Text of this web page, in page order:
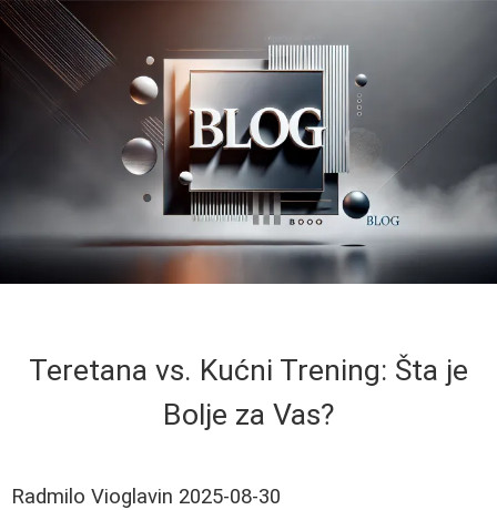
Teretana vs. Kućni Trening: Šta je
Bolje za Vas?
Radmilo Vioglavin 2025-08-30